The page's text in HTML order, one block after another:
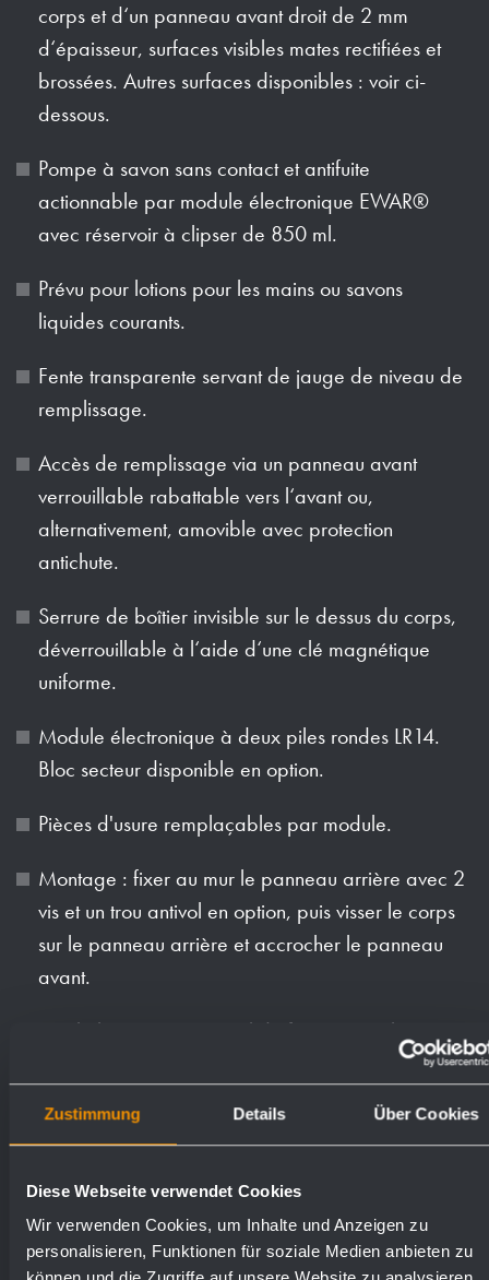
Zustimmung Details Über Cookies
Diese Webseite verwendet Cookies
Wir verwenden Cookies, um Inhalte und Anzeigen zu
personalisieren, Funktionen für soziale Medien anbieten zu
corps et d‘un panneau avant droit de 2 mm
d‘épaisseur, surfaces visibles mates rectifiées et
brossées. Autres surfaces disponibles : voir ci-
dessous.
Pompe à savon sans contact et antifuite
actionnable par module électronique EWAR®
avec réservoir à clipser de 850 ml.
Prévu pour lotions pour les mains ou savons
liquides courants.
Fente transparente servant de jauge de niveau de
remplissage.
Accès de remplissage via un panneau avant
verrouillable rabattable vers l‘avant ou,
alternativement, amovible avec protection
antichute.
Serrure de boîtier invisible sur le dessus du corps,
déverrouillable à l‘aide d‘une clé magnétique
uniforme.
Module électronique à deux piles rondes LR14.
Bloc secteur disponible en option.
Pièces d'usure remplaçables par module.
Montage : fixer au mur le panneau arrière avec 2
vis et un trou antivol en option, puis visser le corps
sur le panneau arrière et accrocher le panneau
avant.
Article livré avec matériel de fixation et piles.
Poids (en kg): 3.6